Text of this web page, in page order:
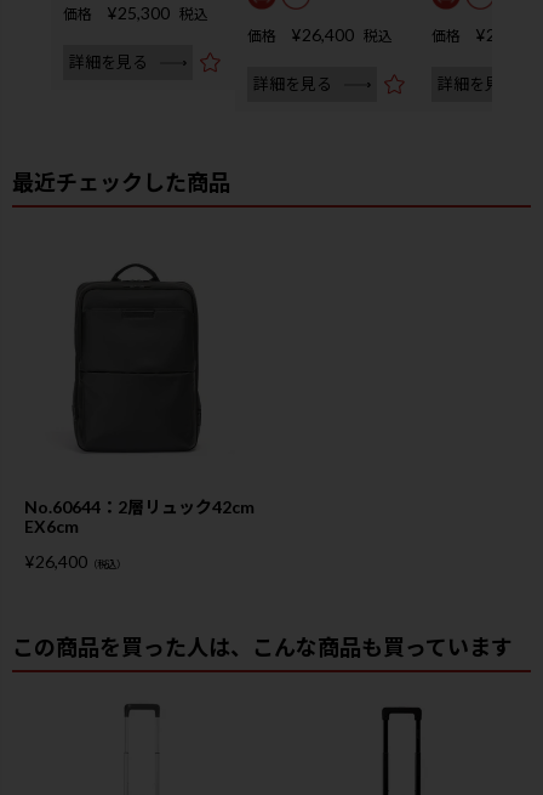
価格 ¥25,300 税込
詳細を見る
価格 ¥26,400 税込
詳細を見る
価格 ¥28,600
詳細を見る
最近チェックした商品
No.60644：2層リュック42cm
EX6cm
¥26,400 （税込）
この商品を買った人は、こんな商品も買っています